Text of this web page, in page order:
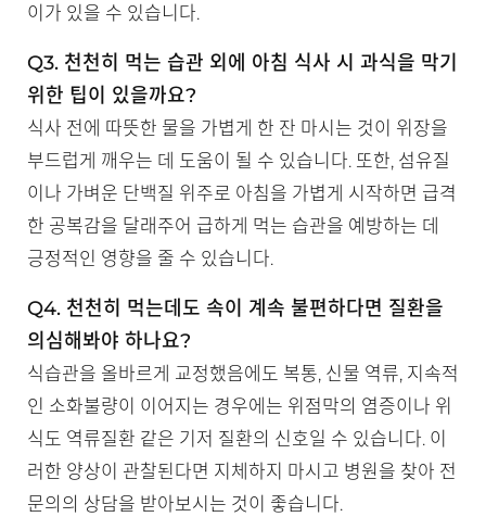
이가 있을 수 있습니다.
Q3. 천천히 먹는 습관 외에 아침 식사 시 과식을 막기
위한 팁이 있을까요?
식사 전에 따뜻한 물을 가볍게 한 잔 마시는 것이 위장을
부드럽게 깨우는 데 도움이 될 수 있습니다. 또한, 섬유질
이나 가벼운 단백질 위주로 아침을 가볍게 시작하면 급격
한 공복감을 달래주어 급하게 먹는 습관을 예방하는 데
긍정적인 영향을 줄 수 있습니다.
Q4. 천천히 먹는데도 속이 계속 불편하다면 질환을
의심해봐야 하나요?
식습관을 올바르게 교정했음에도 복통, 신물 역류, 지속적
인 소화불량이 이어지는 경우에는 위점막의 염증이나 위
식도 역류질환 같은 기저 질환의 신호일 수 있습니다. 이
러한 양상이 관찰된다면 지체하지 마시고 병원을 찾아 전
문의의 상담을 받아보시는 것이 좋습니다.